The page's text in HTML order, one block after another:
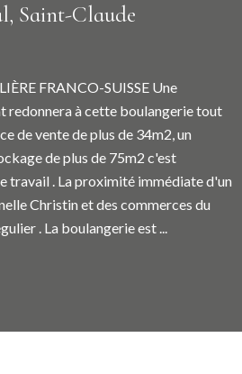
Saint-Claude
FRANCO-SUISSE Une
redonnera à cette boulangerie tout
de vente de plus de 34m2, un
de plus de 75m2 c'est
travail . La proximité immédiate d'un
Christin et des commerces du
. La boulangerie est ...